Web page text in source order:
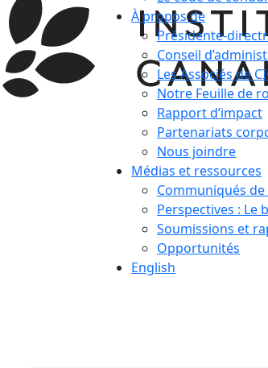
À propos de
Présidente-
Conseil
Les Associés de
Notre Feuille de
Rapport d’impact
Partenariats
Nous joindre
Médias et ressources
Communiqués
Perspectives : Le
Soumissions et
Opportunités
English